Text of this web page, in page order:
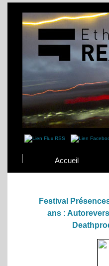
Accueil
Festival
ans :